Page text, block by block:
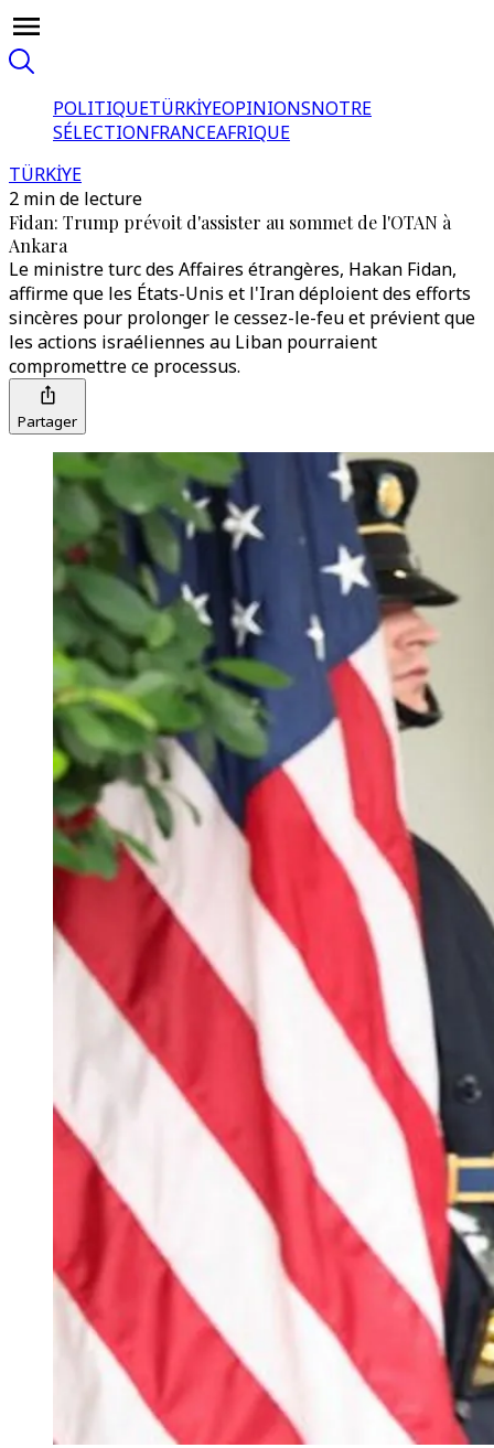
POLITIQUETÜRKİYEOPINIONSNOTRE
SÉLECTIONFRANCEAFRIQUE
TÜRKİYE
2 min de lecture
Fidan: Trump prévoit d'assister au sommet de l'OTAN à
Ankara
Le ministre turc des Affaires étrangères, Hakan Fidan,
affirme que les États-Unis et l'Iran déploient des efforts
sincères pour prolonger le cessez-le-feu et prévient que
les actions israéliennes au Liban pourraient
compromettre ce processus.
Partager